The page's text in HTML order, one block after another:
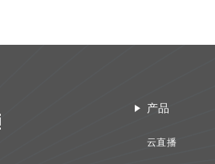
产品
云直播